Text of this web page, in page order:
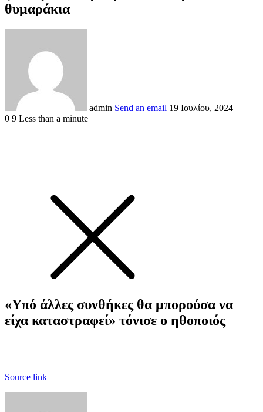
θυμαράκια
admin Send an email 19 Ιουλίου, 2024
0 9 Less than a minute
«Υπό άλλες συνθήκες θα μπορούσα να
είχα καταστραφεί» τόνισε ο ηθοποιός
Source link